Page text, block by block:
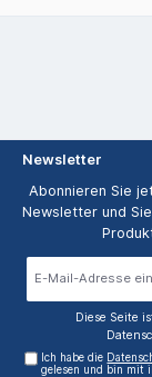
Newsletter
Abonnieren Sie
Newsletter und
Diese Seite
Ich habe die
gelesen und bin mit